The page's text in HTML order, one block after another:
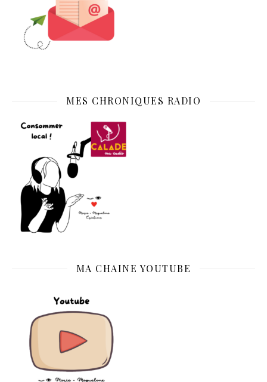
MES CHRONIQUES RADIO
MA CHAINE YOUTUBE